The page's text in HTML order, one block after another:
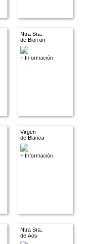
Ntra Sra.
de Biorrun
+ Información
Virgen
de Blanca
+ Información
Ntra Sra.
de Aos